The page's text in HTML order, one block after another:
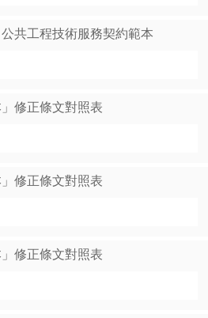
共工程技術服務契約範本
修正條文對照表
修正條文對照表
修正條文對照表